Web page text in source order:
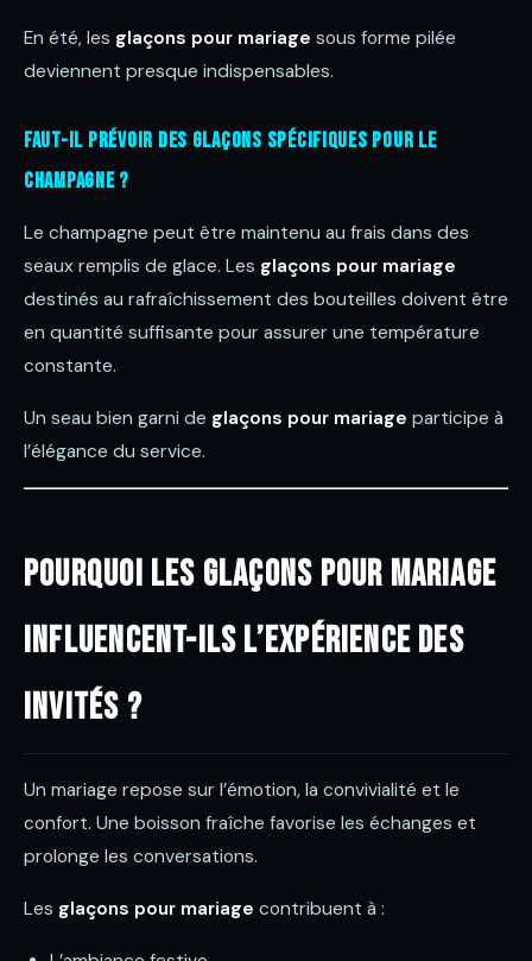
En été, les glaçons pour mariage sous forme pilée
deviennent presque indispensables.
Faut-il prévoir des glaçons spécifiques pour le
champagne ?
Le champagne peut être maintenu au frais dans des
seaux remplis de glace. Les glaçons pour mariage
destinés au rafraîchissement des bouteilles doivent être
en quantité suffisante pour assurer une température
constante.
Un seau bien garni de glaçons pour mariage participe à
l’élégance du service.
Pourquoi les glaçons pour mariage
influencent-ils l’expérience des
invités ?
Un mariage repose sur l’émotion, la convivialité et le
confort. Une boisson fraîche favorise les échanges et
prolonge les conversations.
Les glaçons pour mariage contribuent à :